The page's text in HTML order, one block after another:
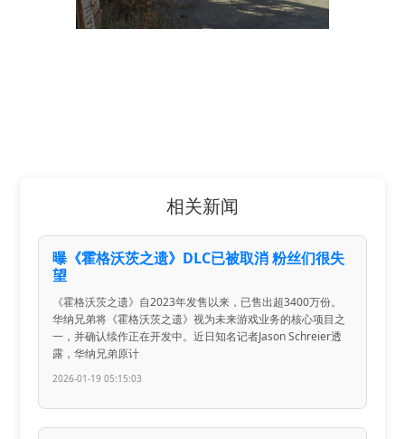
相关新闻
曝《霍格沃茨之遗》DLC已被取消 粉丝们很失
望
《霍格沃茨之遗》自2023年发售以来，已售出超3400万份。
华纳兄弟将《霍格沃茨之遗》视为未来游戏业务的核心项目之
一，并确认续作正在开发中。近日知名记者Jason Schreier透
露，华纳兄弟原计
2026-01-19 05:15:03